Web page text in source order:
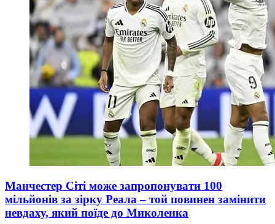
Манчестер Сіті може запропонувати 100
мільйонів за зірку Реала – той повинен замінити
невдаху, який поїде до Миколенка